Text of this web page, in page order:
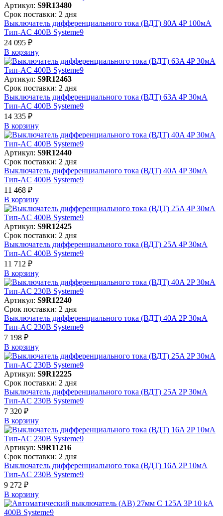
Артикул: S9R13480
Срок поставки: 2 дня
Выключатель дифференциального тока (ВДТ) 80A 4P 100мА
Тип-AC 400В Systeme9
24 095 ₽
В корзинy
Артикул: S9R12463
Срок поставки: 2 дня
Выключатель дифференциального тока (ВДТ) 63A 4P 30мА
Тип-AC 400В Systeme9
14 335 ₽
В корзинy
Артикул: S9R12440
Срок поставки: 2 дня
Выключатель дифференциального тока (ВДТ) 40A 4P 30мА
Тип-AC 400В Systeme9
11 468 ₽
В корзинy
Артикул: S9R12425
Срок поставки: 2 дня
Выключатель дифференциального тока (ВДТ) 25A 4P 30мА
Тип-AC 400В Systeme9
11 712 ₽
В корзинy
Артикул: S9R12240
Срок поставки: 2 дня
Выключатель дифференциального тока (ВДТ) 40A 2P 30мА
Тип-AC 230В Systeme9
7 198 ₽
В корзинy
Артикул: S9R12225
Срок поставки: 2 дня
Выключатель дифференциального тока (ВДТ) 25A 2P 30мА
Тип-AC 230В Systeme9
7 320 ₽
В корзинy
Артикул: S9R11216
Срок поставки: 2 дня
Выключатель дифференциального тока (ВДТ) 16A 2P 10мА
Тип-AC 230В Systeme9
9 272 ₽
В корзинy